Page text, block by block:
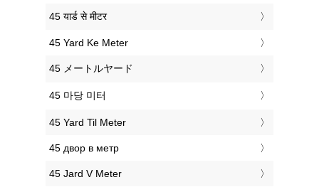
‎45 यार्ड से मीटर
‎45 Yard Ke Meter
‎45 メートルヤード
‎45 마당 미터
‎45 Yard Til Meter
‎45 двор в метр
‎45 Jard V Meter